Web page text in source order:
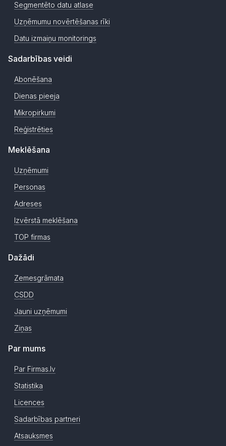
Segmentēto datu atlase
Uzņēmumu novērtēšanas rīki
Datu izmaiņu monitorings
Sadarbības veidi
Abonēšana
Dienas pieeja
Mikropirkumi
Reģistrēties
Meklēšana
Uzņēmumi
Personas
Adreses
Izvērstā meklēšana
TOP firmas
Dažādi
Zemesgrāmata
CSDD
Jauni uzņēmumi
Ziņas
Par mums
Par Firmas.lv
Statistika
Licences
Sadarbības partneri
Atsauksmes